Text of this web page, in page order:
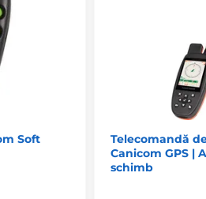
electronice Canicom
Soft
Telecomandă
Canicom GPS |
schimb